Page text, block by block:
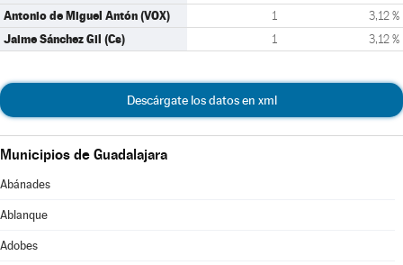
Antonio de Miguel Antón (VOX) 1 3,12 %
Jaime Sánchez Gil (Cs) 1 3,12 %
Descárgate los datos en xml
Municipios de Guadalajara
Abánades
Ablanque
Adobes